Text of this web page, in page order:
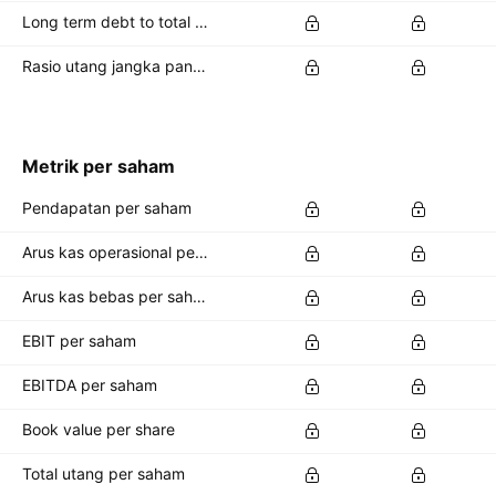
Long term debt to total assets ratio
Rasio utang jangka panjang terhadap total ekuitas
Metrik per saham
Pendapatan per saham
Arus kas operasional per saham
Arus kas bebas per saham
EBIT per saham
EBITDA per saham
Book value per share
Total utang per saham